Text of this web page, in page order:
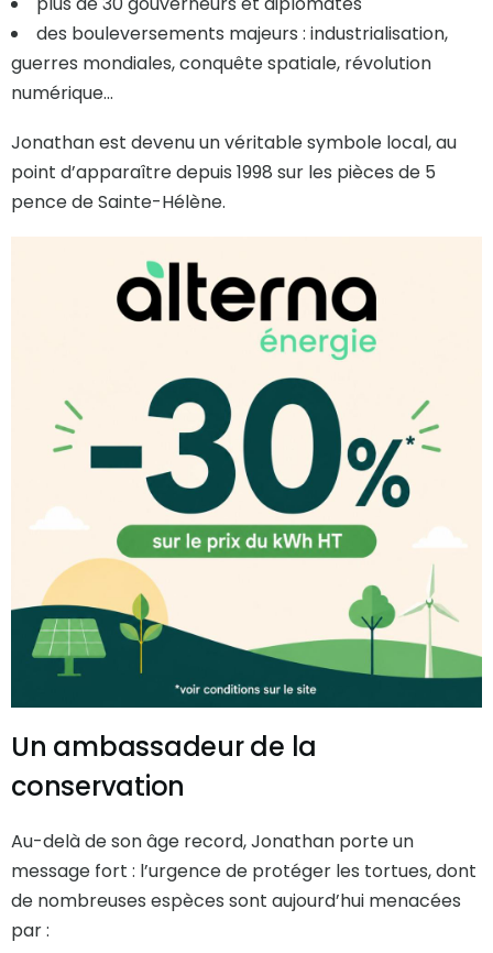
des bouleversements majeurs : industrialisation,
guerres mondiales, conquête spatiale, révolution
numérique…
Jonathan est devenu un véritable symbole local, au
point d’apparaître depuis 1998 sur les pièces de 5
pence de Sainte-Hélène.
Un ambassadeur de la
conservation
Au-delà de son âge record, Jonathan porte un
message fort : l’urgence de protéger les tortues, dont
de nombreuses espèces sont aujourd’hui menacées
par :